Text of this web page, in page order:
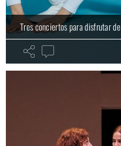
Tres conciertos para disfrutar